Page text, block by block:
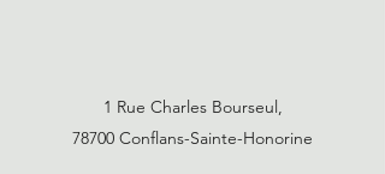
1 Rue Charles Bourseul,
78700 Conflans-Sainte-Honorine